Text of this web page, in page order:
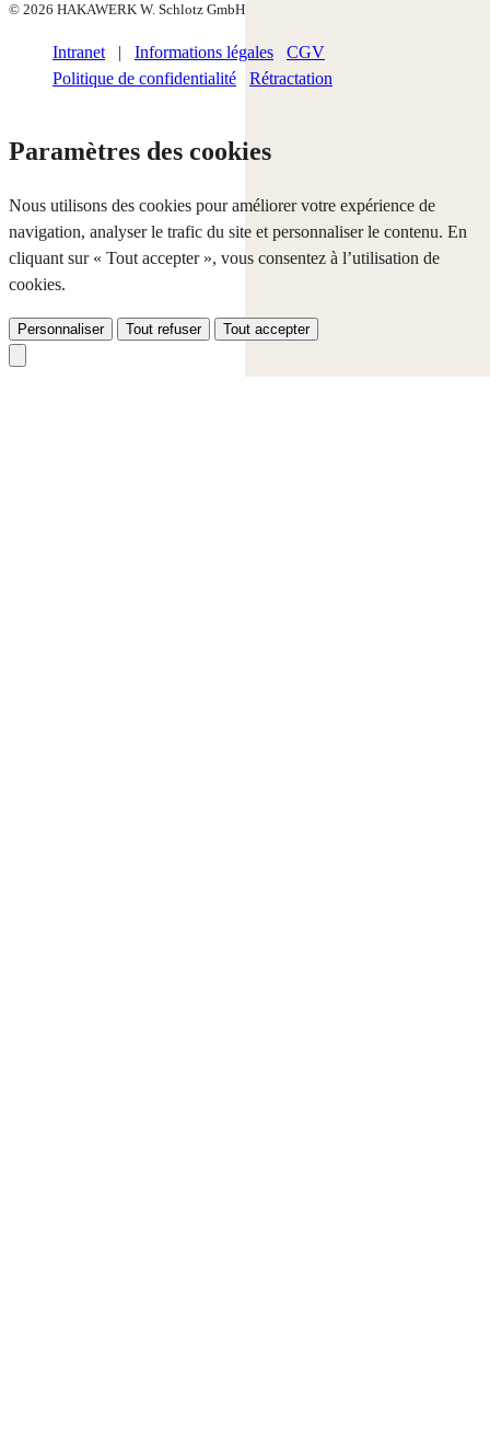
© 2026 HAKAWERK W. Schlotz GmbH
Intranet | Informations légales
CGV
Politique de confidentialité
Rétractation
Paramètres des cookies
Nous utilisons des cookies pour améliorer votre expérience de
navigation, analyser le trafic du site et personnaliser le contenu. En
cliquant sur « Tout accepter », vous consentez à l’utilisation de
cookies.
Personnaliser Tout refuser Tout accepter